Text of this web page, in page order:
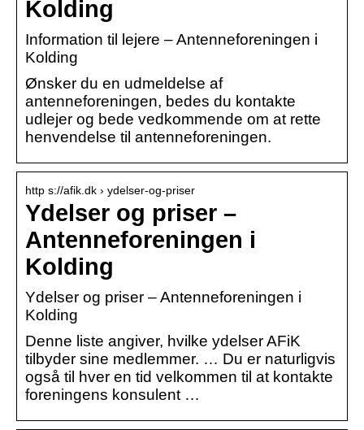
Kolding
Information til lejere – Antenneforeningen i
Kolding
Ønsker du en udmeldelse af
antenneforeningen, bedes du kontakte
udlejer og bede vedkommende om at rette
henvendelse til antenneforeningen.
http s://afik.dk › ydelser-og-priser
Ydelser og priser –
Antenneforeningen i
Kolding
Ydelser og priser – Antenneforeningen i
Kolding
Denne liste angiver, hvilke ydelser AFiK
tilbyder sine medlemmer. … Du er naturligvis
også til hver en tid velkommen til at kontakte
foreningens konsulent …